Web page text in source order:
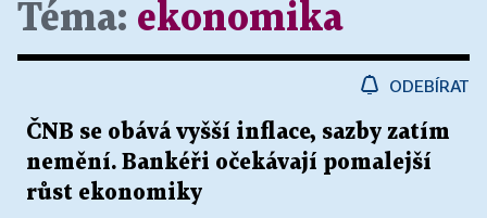
Téma: ekonomika
ODEBÍRAT
ČNB se obává vyšší inflace, sazby zatím
nemění. Bankéři očekávají pomalejší
růst ekonomiky